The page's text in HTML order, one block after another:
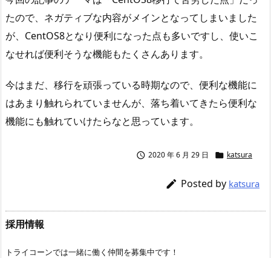
たので、ネガティブな内容がメインとなってしまいました
が、CentOS8となり便利になった点も多いですし、使いこ
なせれば便利そうな機能もたくさんあります。
今はまだ、移行を頑張っている時期なので、便利な機能に
はあまり触れられていませんが、落ち着いてきたら便利な
機能にも触れていけたらなと思っています。
 2020 年 6 月 29 日  katsura
 Posted by katsura
採用情報
トライコーンでは一緒に働く仲間を募集中です！